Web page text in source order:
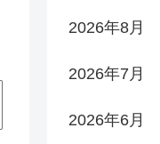
2026年8月
2026年7月
2026年6月